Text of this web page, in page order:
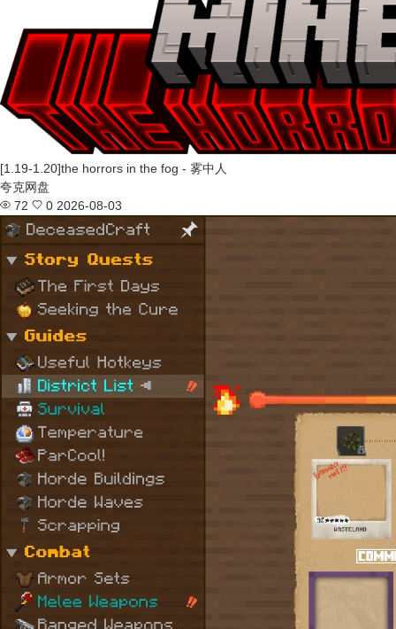
[1.19-1.20]the horrors in the fog - 雾中人
夸克网盘
72
0 2026-08-03